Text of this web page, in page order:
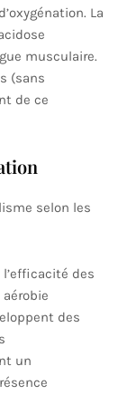
La
musculaire.
(sans
de ce
selon les
des
des
un